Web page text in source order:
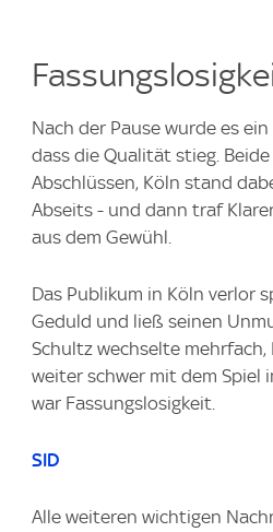
Nach der Pause wurde es
dass die Qualität stieg. Beide
Abschlüssen, Köln stand
Abseits - und dann traf
aus dem Gewühl.
Das Publikum in Köln verlor
Geduld und ließ seinen
Schultz wechselte
weiter schwer mit dem Spiel
war Fassungslosigkeit.
SID
Alle weiteren wichtigen